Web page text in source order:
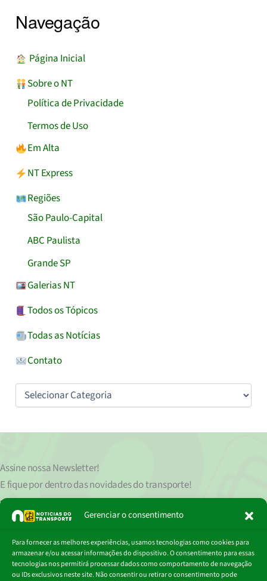
Gerenciar o consentimento
Para fornecer as melhores experiências, usamos tecnologias como cookies para
armazenar e/ou acessar informações do dispositivo. O consentimento para essas
tecnologias nos permitirá processar dados como comportamento de navegação
ou IDs exclusivos neste site. Não consentir ou retirar o consentimento pode
Navegação
︎ Página Inicial
Sobre o NT
Política de Privacidade
Termos de Uso
Em Alta
NT Express
Regiões
São Paulo-Capital
ABC Paulista
Grande SP
Galerias NT
Todos os Tópicos
Todas as Notícias
Contato
Assine nossaNewsletter!
E fique por dentro das novidades do transporte!
Seu endereço de e-mail
clicando aqui.
Digite
mail…
Assinar